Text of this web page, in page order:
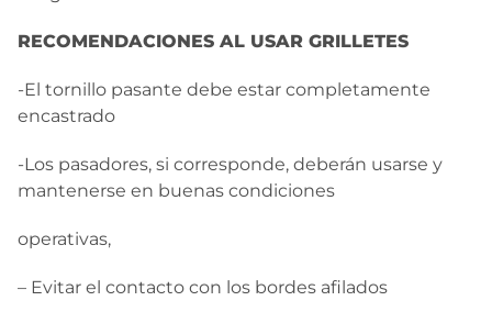
RECOMENDACIONES AL USAR GRILLETES
-El tornillo pasante debe estar completamente
encastrado
-Los pasadores, si corresponde, deberán usarse y
mantenerse en buenas condiciones
operativas,
– Evitar el contacto con los bordes afilados